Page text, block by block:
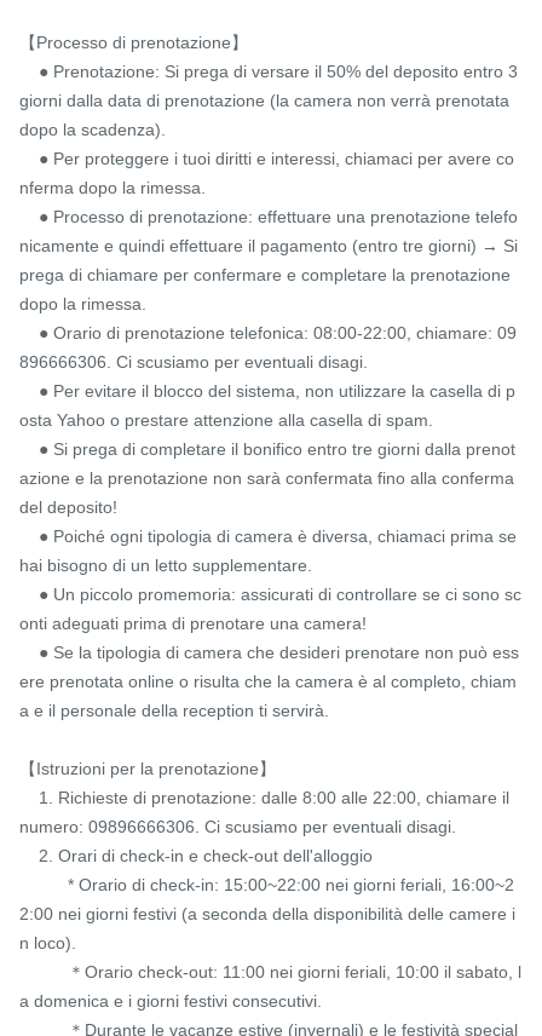
【Processo di prenotazione】
giorni dalla data di prenotazione (la camera non verrà prenotata
dopo la scadenza).
nferma dopo la rimessa.
nicamente e quindi effettuare il pagamento (entro tre giorni) → Si
prega di chiamare per confermare e completare la prenotazione
dopo la rimessa.
896666306. Ci scusiamo per eventuali disagi.
osta Yahoo o prestare attenzione alla casella di spam.
azione e la prenotazione non sarà confermata fino alla conferma
del deposito!
hai bisogno di un letto supplementare.
onti adeguati prima di prenotare una camera!
ere prenotata online o risulta che la camera è al completo, chiam
a e il personale della reception ti servirà.
【Istruzioni per la prenotazione】
numero: 09896666306. Ci scusiamo per eventuali disagi.
2:00 nei giorni festivi (a seconda della disponibilità delle camere i
n loco).
a domenica e i giorni festivi consecutivi.